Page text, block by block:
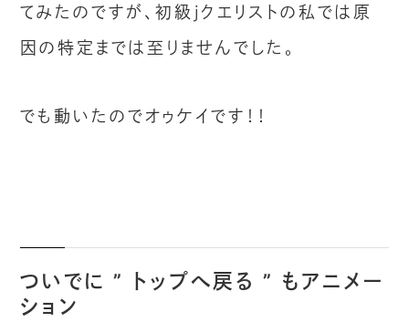
てみたのですが、初級ｊクエリストの私では原
因の特定までは至りませんでした。
でも動いたのでオゥケイです！！
ついでに ” トップへ戻る ” もアニメー
ション